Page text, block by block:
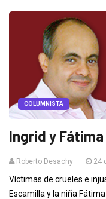
COLUMNISTA
Ingrid y
Roberto Desachy 24
Víctimas de crueles e
Escamilla y la niña Fátima